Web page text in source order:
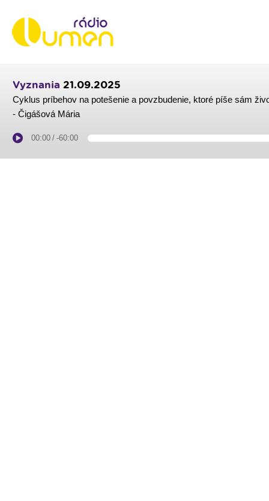
Vyznania 21.09.2025
Cyklus príbehov na potešenie a povzbudenie, ktoré píše sám
- Čigášová Mária
00:00 / -60:00